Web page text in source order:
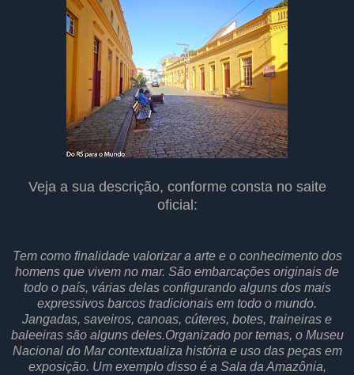
Veja a sua descrição, conforme consta no saite
oficial:
Tem como finalidade valorizar a arte e o conhecimento dos
homens que vivem no mar. São embarcações originais de
todo o país, várias delas configurando alguns dos mais
expressivos barcos tradicionais em todo o mundo.
Jangadas, saveiros, canoas, cúteres, botes, traineiras e
baleeiras são alguns deles.Organizado por temas, o Museu
Nacional do Mar contextualiza história e uso das peças em
exposição. Um exemplo disso é a Sala da Amazônia,